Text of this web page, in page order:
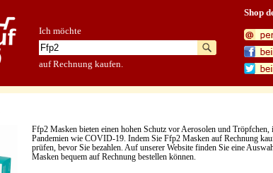
Ich möchte
auf Rechnung kaufen.
Shop
Ffp2 Masken bieten einen hohen Schutz vor Aerosolen und Tröpfchen,
Pandemien wie COVID-19. Indem Sie Ffp2 Masken auf Rechnung
prüfen, bevor Sie bezahlen. Auf unserer Website finden Sie eine
Masken bequem auf Rechnung bestellen können.